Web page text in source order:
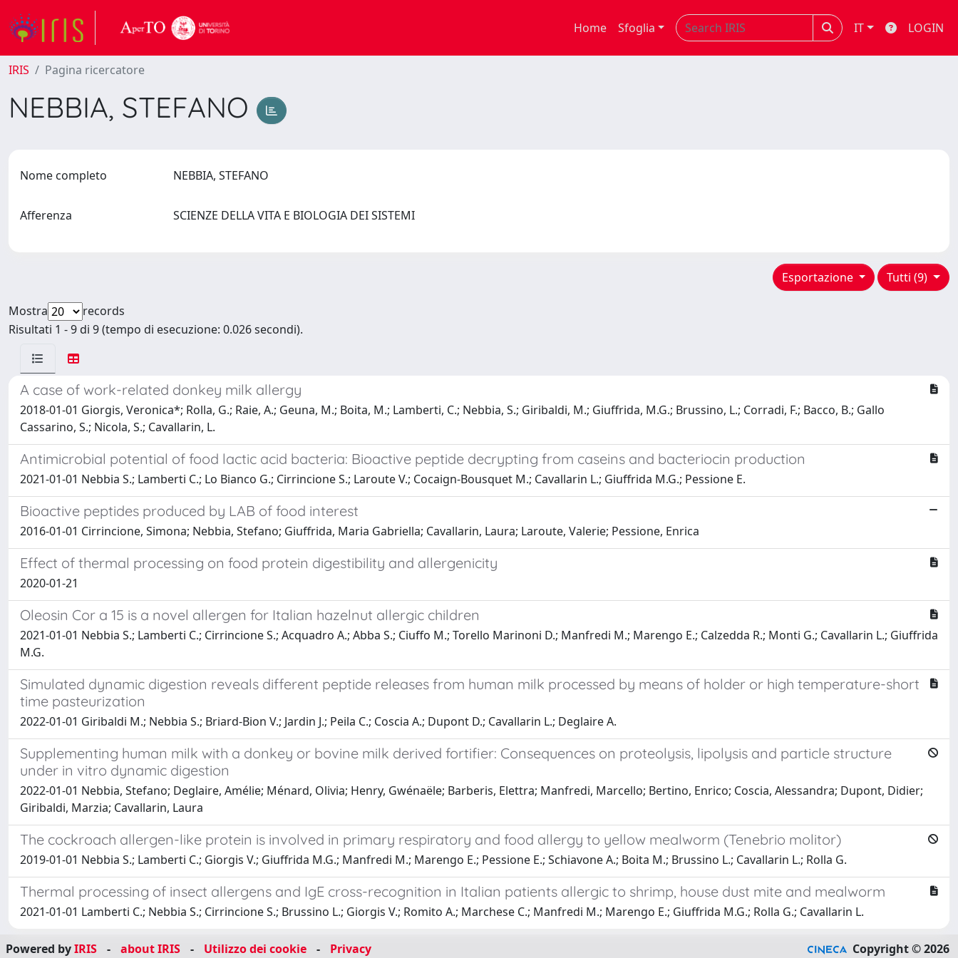
Home Sfoglia IT LOGIN
IRIS Pagina ricercatore
NEBBIA, STEFANO
Nome completo NEBBIA, STEFANO
Afferenza SCIENZE DELLA VITA E BIOLOGIA DEI SISTEMI
Tutti (9)
Esportazione
Mostra
records
Risultati 1 - 9 di 9 (tempo di esecuzione: 0.026 secondi).
A case of work-related donkey milk allergy
2018-01-01 Giorgis, Veronica*; Rolla, G.; Raie, A.; Geuna, M.; Boita, M.; Lamberti, C.; Nebbia, S.; Giribaldi, M.; Giuffrida, M.G.; Brussino, L.; Corradi, F.; Bacco, B.; Gallo
Cassarino, S.; Nicola, S.; Cavallarin, L.
Antimicrobial potential of food lactic acid bacteria: Bioactive peptide decrypting from caseins and bacteriocin production
2021-01-01 Nebbia S.; Lamberti C.; Lo Bianco G.; Cirrincione S.; Laroute V.; Cocaign-Bousquet M.; Cavallarin L.; Giuffrida M.G.; Pessione E.
Bioactive peptides produced by LAB of food interest
2016-01-01 Cirrincione, Simona; Nebbia, Stefano; Giuffrida, Maria Gabriella; Cavallarin, Laura; Laroute, Valerie; Pessione, Enrica
Effect of thermal processing on food protein digestibility and allergenicity
2020-01-21
Oleosin Cor a 15 is a novel allergen for Italian hazelnut allergic children
2021-01-01 Nebbia S.; Lamberti C.; Cirrincione S.; Acquadro A.; Abba S.; Ciuffo M.; Torello Marinoni D.; Manfredi M.; Marengo E.; Calzedda R.; Monti G.; Cavallarin L.; Giuffrida
M.G.
Simulated dynamic digestion reveals different peptide releases from human milk processed by means of holder or high temperature-short
time pasteurization
2022-01-01 Giribaldi M.; Nebbia S.; Briard-Bion V.; Jardin J.; Peila C.; Coscia A.; Dupont D.; Cavallarin L.; Deglaire A.
Supplementing human milk with a donkey or bovine milk derived fortifier: Consequences on proteolysis, lipolysis and particle structure
under in vitro dynamic digestion
2022-01-01 Nebbia, Stefano; Deglaire, Amélie; Ménard, Olivia; Henry, Gwénaële; Barberis, Elettra; Manfredi, Marcello; Bertino, Enrico; Coscia, Alessandra; Dupont, Didier;
Giribaldi, Marzia; Cavallarin, Laura
The cockroach allergen-like protein is involved in primary respiratory and food allergy to yellow mealworm (Tenebrio molitor)
2019-01-01 Nebbia S.; Lamberti C.; Giorgis V.; Giuffrida M.G.; Manfredi M.; Marengo E.; Pessione E.; Schiavone A.; Boita M.; Brussino L.; Cavallarin L.; Rolla G.
Thermal processing of insect allergens and IgE cross-recognition in Italian patients allergic to shrimp, house dust mite and mealworm
2021-01-01 Lamberti C.; Nebbia S.; Cirrincione S.; Brussino L.; Giorgis V.; Romito A.; Marchese C.; Manfredi M.; Marengo E.; Giuffrida M.G.; Rolla G.; Cavallarin L.
Powered byIRIS - about IRIS - Utilizzo dei cookie - Privacy Copyright © 2026